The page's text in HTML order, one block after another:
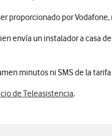
proporcionado por Vodafone,
envía un instalador a casa
minutos ni SMS de la tarifa
de Teleasistencia.